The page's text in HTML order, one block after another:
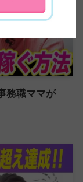
務職ママが